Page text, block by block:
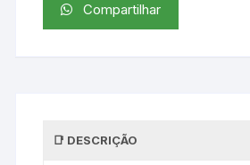
Compartilhar
DESCRIÇÃO